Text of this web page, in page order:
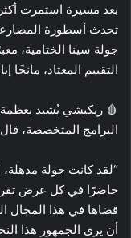
بعد مسيرة استمرت
تحدث أسطورة
جولة سينا الختامية،
التقييم المعتاد،
🩸 ريكيشي يُشيد بعظمة
البرامج المتخصصة،
“لقد كانت جولة
حاضرًا في كل عرض
قضاها في هذا المجال
أن يرى الجمهور هذا